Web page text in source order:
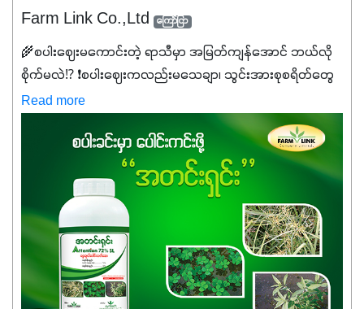
Farm Link Co.,Ltd ကြော်ငြာ
🌾စပါးဈေးမကောင်းတဲ့ ရာသီမှာ အမြတ်ကျန်အောင် ဘယ်လို
စိုက်မလဲ⁉️ ❗စပါးဈေးကလည်းမသေချာ၊ သွင်းအားစုစရိတ်တွေ
ကလည်း တက်နေတဲ့ဒီလိုအချိန်မှာ သွင်းအားစုဖိုးကို လျှော့ချပြီး
အထွက်နှုန်းကို ထိန်းထားနိုင်မှ ဦးကြီးတို့ အဆင်ပြေမှာနော် ✔️ဒါ
ကြောင့် ကိုယ်သုံးသမျှ ကိုယ့်အတွက်အကျိုးရစေမယ့်
အရည်အသွေးစိတ်ချရတဲ့ သွင်းအားစုပစ္စည်းတွေကိုပဲ ရွေးချယ်
သုံးသင့်ပါတယ်။
Read more